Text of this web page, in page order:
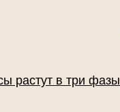
растут в три